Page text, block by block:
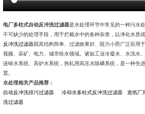
电厂多柱式自动反冲洗过滤器是水处理环节中常见的一种污水处
不可缺少的处理手段，用于拦截水中的各种杂质，以净化水质
反冲洗过滤器因其结构简单、过滤效果好、阻力小而广泛应用
视频、采矿、电力、城市给水领域。诸如工业冷凝水、水洗水
连铸水系统、高炉水系统，热轧用高压水除磷系统，是一种先
置。
水处理相关产品推荐：
自动反冲洗排污过滤器
冷却水多柱式反冲洗过滤器 造纸厂
洗过滤器